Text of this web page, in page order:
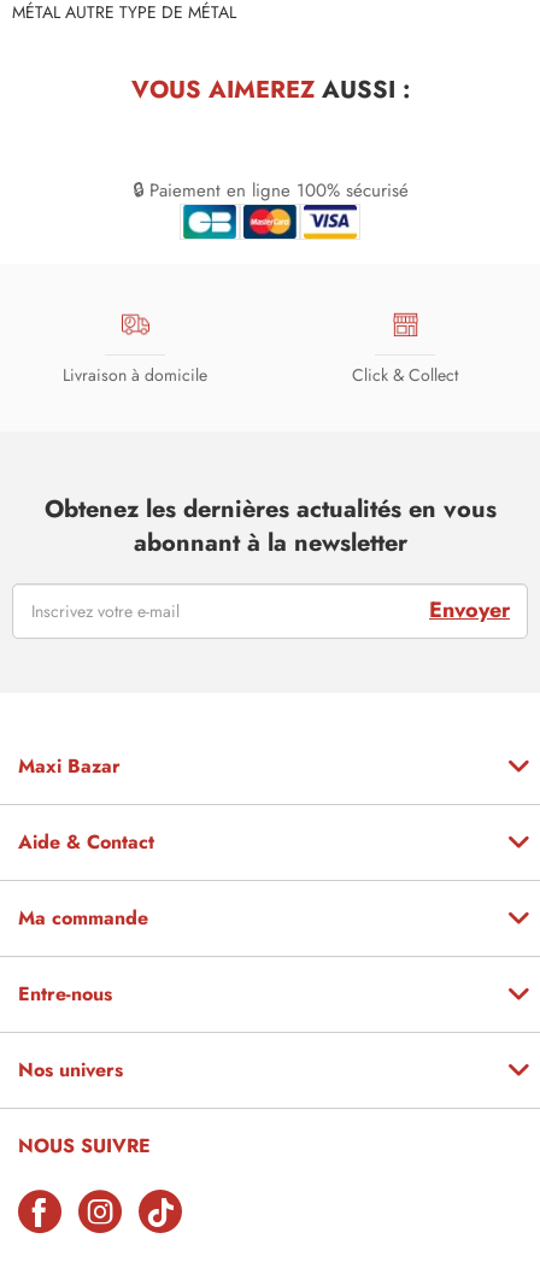
MÉTAL AUTRE TYPE DE MÉTAL
VOUS AIMEREZAUSSI :
🔒 Paiement en ligne 100% sécurisé
Livraison à domicile Click & Collect
Obtenez les dernières actualités en vous
abonnant à la newsletter
Envoyer
Maxi Bazar
Aide & Contact
Ma commande
Entre-nous
Nos univers
NOUS SUIVRE